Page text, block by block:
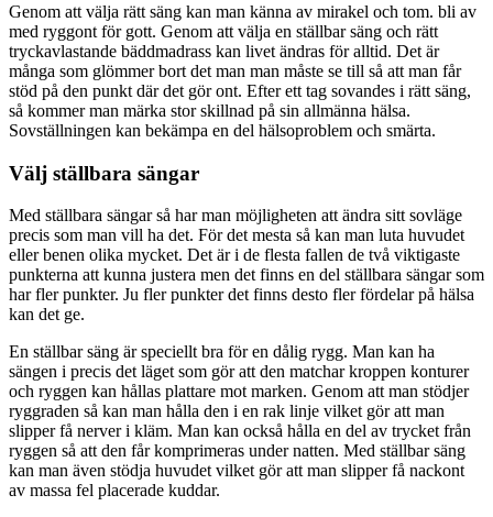
Genom att välja rätt säng kan man känna av mirakel och tom. bli av
med ryggont för gott. Genom att välja en ställbar säng och rätt
tryckavlastande bäddmadrass kan livet ändras för alltid. Det är
många som glömmer bort det man man måste se till så att man får
stöd på den punkt där det gör ont. Efter ett tag sovandes i rätt säng,
så kommer man märka stor skillnad på sin allmänna hälsa.
Sovställningen kan bekämpa en del hälsoproblem och smärta.
Välj ställbara sängar
Med ställbara sängar så har man möjligheten att ändra sitt sovläge
precis som man vill ha det. För det mesta så kan man luta huvudet
eller benen olika mycket. Det är i de flesta fallen de två viktigaste
punkterna att kunna justera men det finns en del ställbara sängar som
har fler punkter. Ju fler punkter det finns desto fler fördelar på hälsa
kan det ge.
En ställbar säng är speciellt bra för en dålig rygg. Man kan ha
sängen i precis det läget som gör att den matchar kroppen konturer
och ryggen kan hållas plattare mot marken. Genom att man stödjer
ryggraden så kan man hålla den i en rak linje vilket gör att man
slipper få nerver i kläm. Man kan också hålla en del av trycket från
ryggen så att den får komprimeras under natten. Med ställbar säng
kan man även stödja huvudet vilket gör att man slipper få nackont
av massa fel placerade kuddar.